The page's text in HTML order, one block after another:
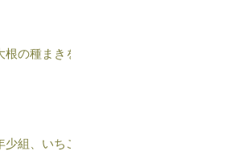
の種まきを
組、いちご